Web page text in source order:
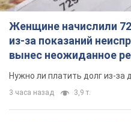
Женщине начислили
из-за показаний
вынес неожиданное
Нужно ли платить долг из-за
3 часа назад 3,9 т.